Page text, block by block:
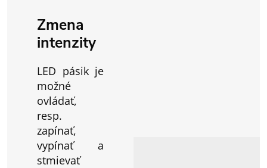
Zmena
intenzity
LED pásik je
možné
ovládať,
resp.
zapínať,
vypínať a
stmievať